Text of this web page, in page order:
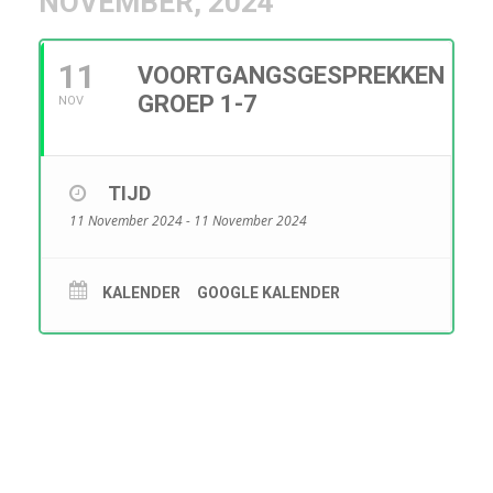
11
NOV
VOORTGANGSGESPREKKEN
GROEP 1-7
TIJD
11 November 2024 - 11 November 2024
KALENDER GOOGLE KALENDER